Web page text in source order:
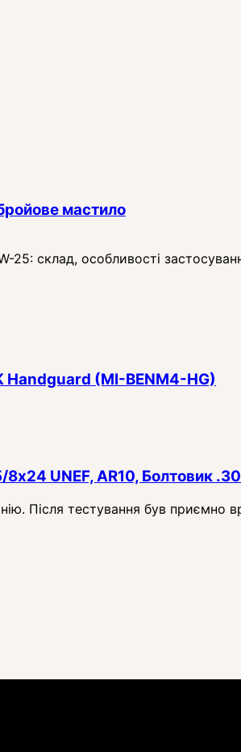
мастило
склад, особливості
Handguard (MI-BENM4-HG)
UNEF, AR10, Болтовик
Після тестування був приємно